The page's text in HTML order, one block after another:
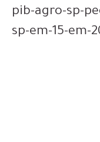
pib-agro-sp-
sp-em-15-em-